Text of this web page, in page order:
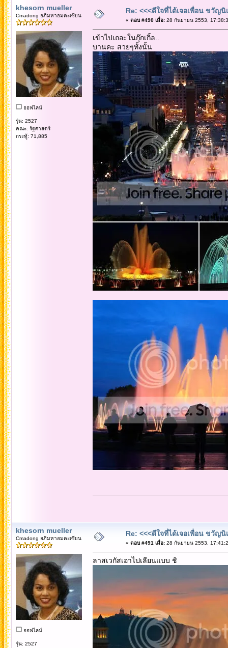
khesorn mueller
Cmadong อภิมหาอมตะเซียน
ออฟไลน์
รุ่น: 2527
คณะ: รัฐศาสตร์
กระทู้: 71,885
Re: <<<ดีใจที่ได้เจอเพื่อน ขวัญนิ
« ตอบ #490 เมื่อ:28 กันยายน 2553,
เข้าไปเถอะในกุ๊กเกิ้ล..
บานคะ สวยๆทั้งนั้น
khesorn mueller
Cmadong อภิมหาอมตะเซียน
ออฟไลน์
รุ่น: 2527
Re: <<<ดีใจที่ได้เจอเพื่อน ขวัญนิ
« ตอบ #491 เมื่อ:28 กันยายน 2553,
ลาสเวกัสเอาไปเลียนแบบ ชิ